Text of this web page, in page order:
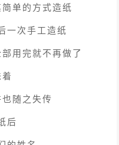
单的方式造纸
一次手工造纸
用完就不再做了
随之失传
后